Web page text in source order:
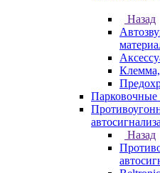
Назад
Парковочные
Назад